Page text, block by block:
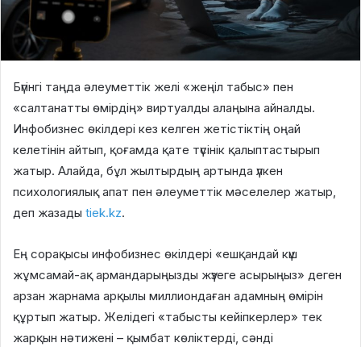
Бүгінгі таңда әлеуметтік желі «жеңіл табыс» пен
«салтанатты өмірдің» виртуалды алаңына айналды.
Инфобизнес өкілдері кез келген жетістіктің оңай
келетінін айтып, қоғамда қате түсінік қалыптастырып
жатыр. Алайда, бұл жылтырдың артында үлкен
психологиялық апат пен әлеуметтік мәселелер жатыр,
деп жазады tiek.kz.
Ең сорақысы инфобизнес өкілдері «ешқандай күш
жұмсамай-ақ армандарыңызды жүзеге асырыңыз» деген
арзан жарнама арқылы миллиондаған адамның өмірін
құртып жатыр. Желідегі «табысты кейіпкерлер» тек
жарқын нәтижені – қымбат көліктерді, сәнді